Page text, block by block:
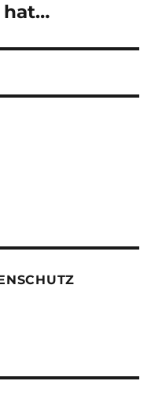
hat…